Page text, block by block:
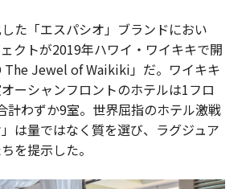
た「エスパシオ」ブランドにおい
クトが2019年ハワイ・ワイキキで開
The Jewel of Waikiki」だ。ワイキキ
ーシャンフロントのホテルは1フロ
計わずか9室。世界屈指のホテル激戦
は量ではなく質を選び、ラグジュア
を提示した。